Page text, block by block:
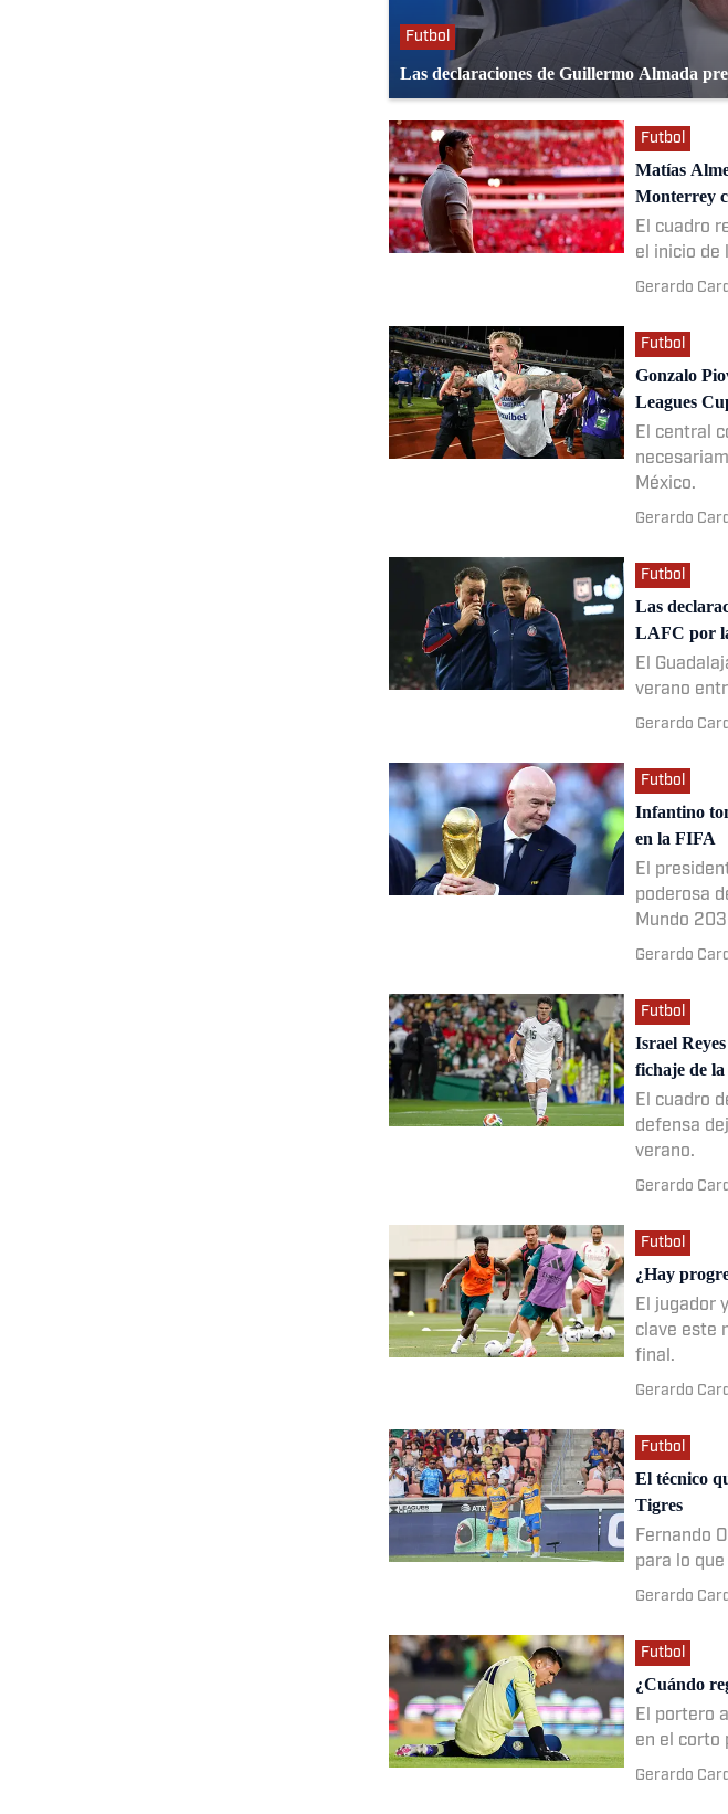
Futbol
Las declaraciones de Guillermo Almada
Futbol
Matías
Monterrey
El cuadro
el inicio de
Gerardo
Futbol
Gonzalo
Leagues
El central
México.
Gerardo
Futbol
Las
LAFC por
El
verano
Gerardo
Futbol
Infantino
en la FIFA
El
poderosa
Mundo
Gerardo
Futbol
Israel
fichaje de
El cuadro
defensa
verano.
Gerardo
Futbol
¿Hay
El jugador
clave este
final.
Gerardo
Futbol
El técnico
Tigres
Fernando
para lo
Gerardo
Futbol
¿Cuándo
El portero
en el corto
Gerardo